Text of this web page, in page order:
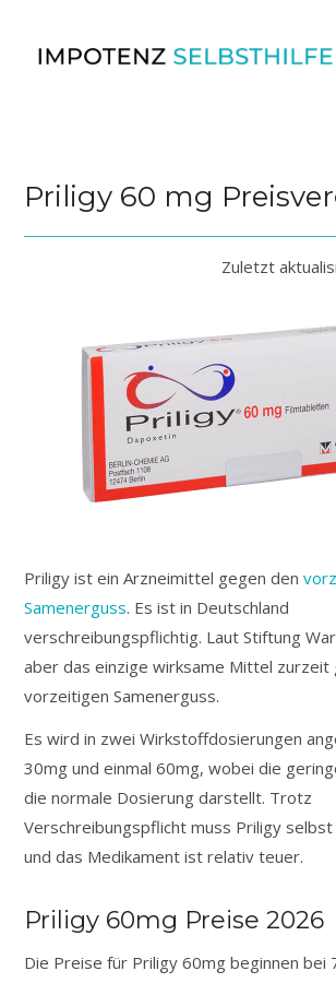
Priligy 60 mg
Zuletzt
Priligy ist ein Arzneimittel gegen den
Samenerguss. Es ist in Deutschland
verschreibungspflichtig. Laut Stiftung
aber das einzige wirksame Mittel zurzeit
vorzeitigen Samenerguss.
Es wird in zwei Wirkstoffdosierungen
30mg und einmal 60mg, wobei die
die normale Dosierung darstellt. Trotz
Verschreibungspflicht muss Priligy
und das Medikament ist relativ teuer.
Priligy 60mg Preise 2026
Die Preise für Priligy 60mg beginnen bei